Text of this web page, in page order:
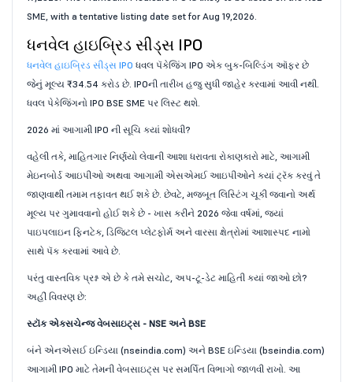
SME, with a tentative listing date set for Aug 19,2026.
ધનવેલ હાઇબ્રિડ સીડ્સ IPO
ધનવેલ હાઇબ્રિડ સીડ્સ IPO ધવલ પૅકેજિંગ IPO એક બુક-બિલ્ડિંગ ઑફર છે
જેનું મૂલ્ય ₹34.54 કરોડ છે. IPOની તારીખ હજુ સુધી જાહેર કરવામાં આવી નથી.
ધવલ પેકેજિંગનો IPO BSE SME પર લિસ્ટ થશે.
2026 માં આગામી IPO ની સૂચિ ક્યાં શોધવી?
વહેલી તકે, માહિતગાર નિર્ણયો લેવાની આશા ધરાવતા રોકાણકારો માટે, આગામી
મેઇનબોર્ડ આઇપીઓ અથવા આગામી એસએમઈ આઇપીઓને ક્યાં ટ્રૅક કરવું તે
જાણવાથી તમામ તફાવત થઈ શકે છે. છેવટે, મજબૂત લિસ્ટિંગ ચૂકી જવાનો અર્થ
મૂલ્ય પર ગુમાવવાનો હોઈ શકે છે - ખાસ કરીને 2026 જેવા વર્ષમાં, જ્યાં
પાઇપલાઇન ફિનટેક, ડિજિટલ પ્લેટફોર્મ અને વારસા ક્ષેત્રોમાં આશાસ્પદ નામો
સાથે પૅક કરવામાં આવે છે.
પરંતુ વાસ્તવિક પ્રશ્ન એ છે કે તમે સચોટ, અપ-ટૂ-ડેટ માહિતી ક્યાં જાઓ છો?
અહીં વિવરણ છે:
સ્ટૉક એક્સચેન્જ વેબસાઇટ્સ - NSE અને BSE
બંને એનએસઈ ઇન્ડિયા (nseindia.com) અને BSE ઇન્ડિયા (bseindia.com)
આગામી IPO માટે તેમની વેબસાઇટ્સ પર સમર્પિત વિભાગો જાળવી રાખો. આ